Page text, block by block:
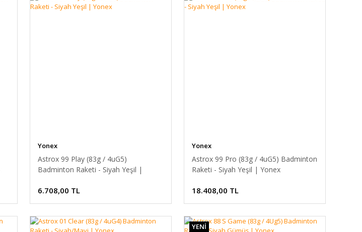
Yonex
Astrox 99 Play (83g / 4uG5)
Badminton Raketi - Siyah Yeşil |
6.708,00 TL
Yonex
Astrox 99 Pro (83g / 4uG5) Badminton
Raketi - Siyah Yeşil | Yonex
18.408,00 TL
YENİ